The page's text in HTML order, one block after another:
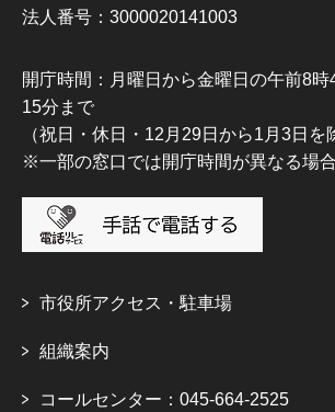
法人番号：3000020141003
開庁時間：月曜日から金曜日の午前8
15分まで
（祝日・休日・12月29日から1月3日を
※一部の窓口では開庁時間が異なる場
市役所アクセス・駐車場
組織案内
コールセンター：045-664-2525